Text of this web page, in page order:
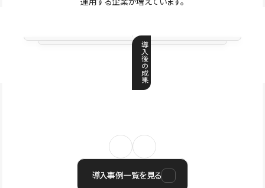
導
入
後
の
成
果
導入事例一覧を見る